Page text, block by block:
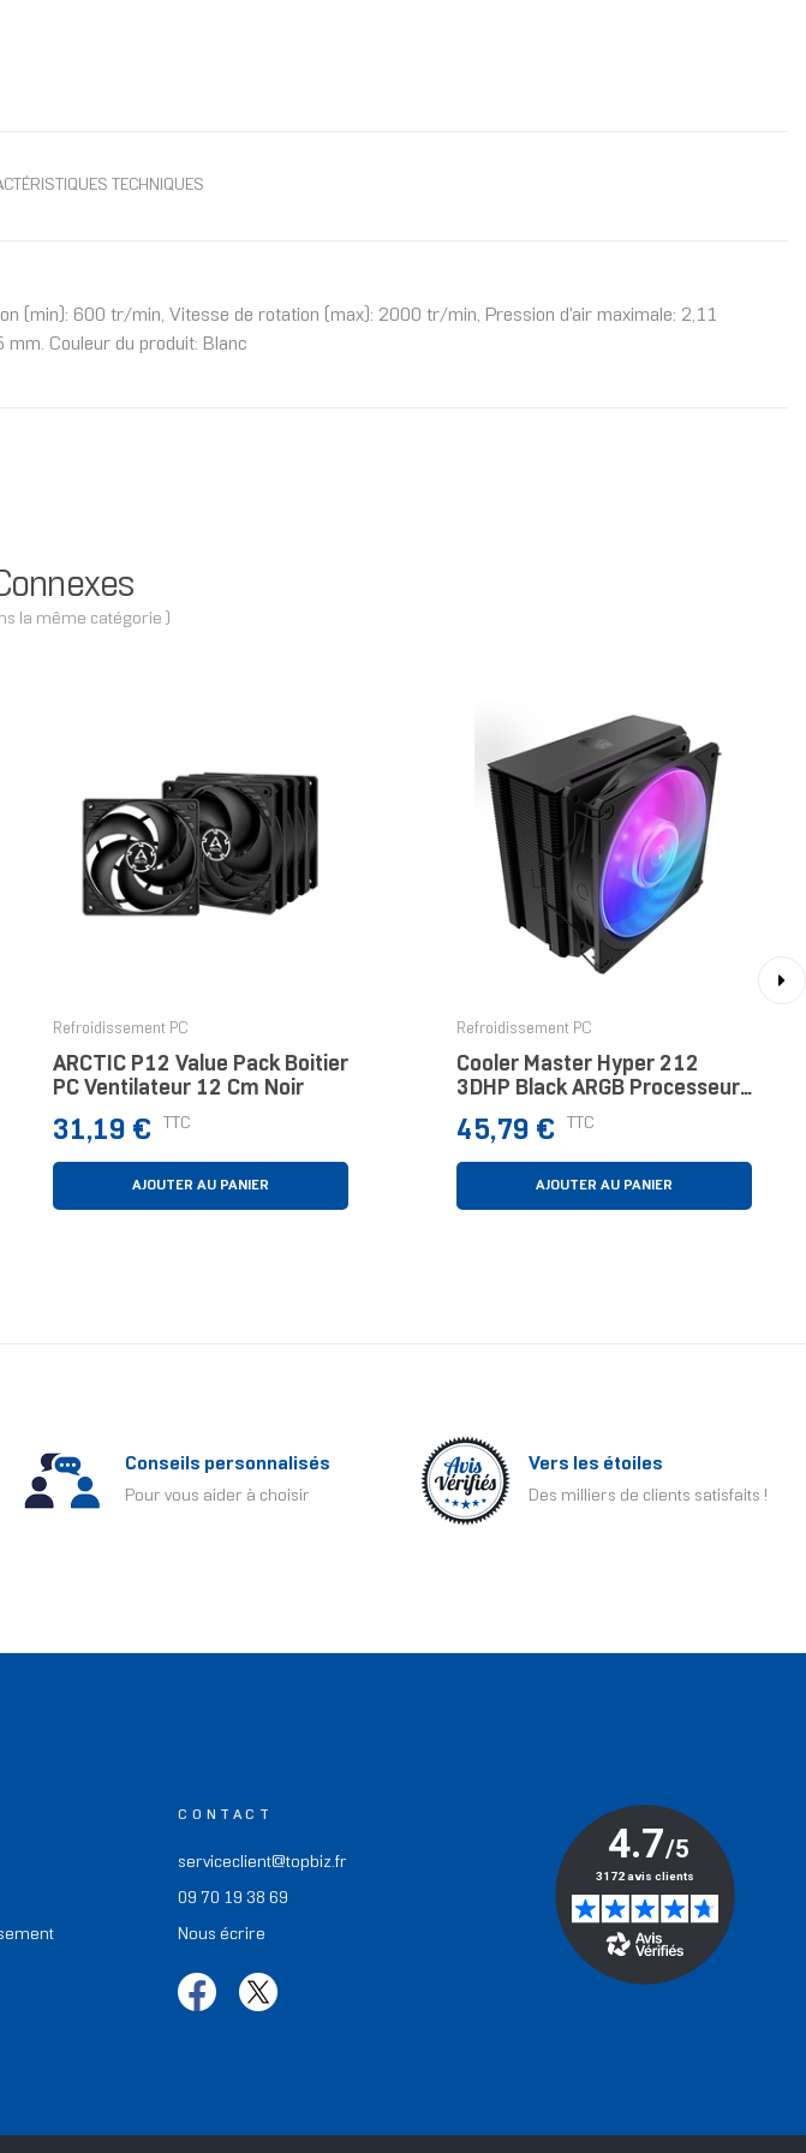
TECHNIQUES
(min): 600 tr/min, Vitesse de rotation (max): 2000 tr/min, Pression d'air maximale: 2,11
Couleur du produit: Blanc
la même catégorie )
Refroidissement PC
ARCTIC P12 Value Pack Boitier
PC Ventilateur 12 Cm Noir
Prix
31,19 € TTC
AJOUTER AU PANIER
Refroidissement PC
Cooler Master Hyper 212
3DHP Black ARGB Processeur
Refroidisseur D'air 12 Cm Noir
1 Pièce(s)
Prix
45,79 € TTC
AJOUTER AU PANIER
Conseils personnalisés
Pour vous aider à choisir
Vers les étoiles
Des milliers de clients satisfaits !
CONTACT
serviceclient@topbiz.fr
09 70 19 38 69
Nous écrire